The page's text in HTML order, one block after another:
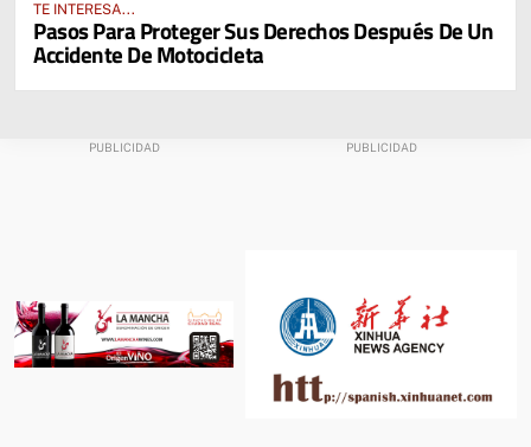
TE INTERESA...
Pasos Para Proteger Sus Derechos Después De Un
Accidente De Motocicleta